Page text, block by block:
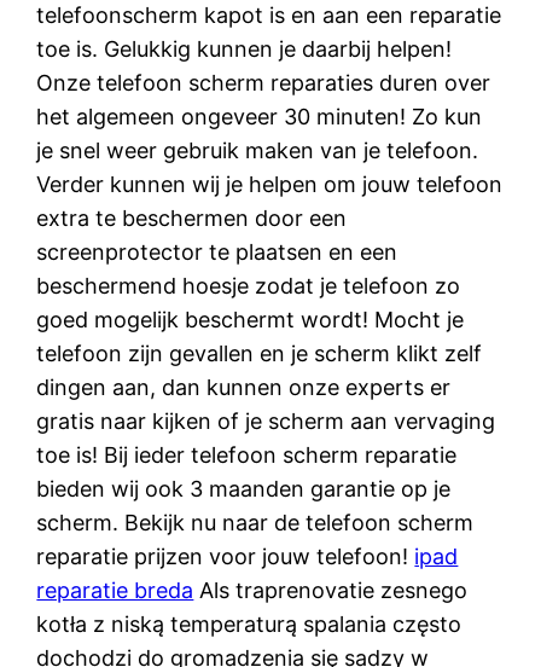
telefoonscherm kapot is en aan een reparatie
toe is. Gelukkig kunnen je daarbij helpen!
Onze telefoon scherm reparaties duren over
het algemeen ongeveer 30 minuten! Zo kun
je snel weer gebruik maken van je telefoon.
Verder kunnen wij je helpen om jouw telefoon
extra te beschermen door een
screenprotector te plaatsen en een
beschermend hoesje zodat je telefoon zo
goed mogelijk beschermt wordt! Mocht je
telefoon zijn gevallen en je scherm klikt zelf
dingen aan, dan kunnen onze experts er
gratis naar kijken of je scherm aan vervaging
toe is! Bij ieder telefoon scherm reparatie
bieden wij ook 3 maanden garantie op je
scherm. Bekijk nu naar de telefoon scherm
reparatie prijzen voor jouw telefoon! ipad
reparatie breda Als traprenovatie zesnego
kotła z niską temperaturą spalania często
dochodzi do gromadzenia się sadzy w